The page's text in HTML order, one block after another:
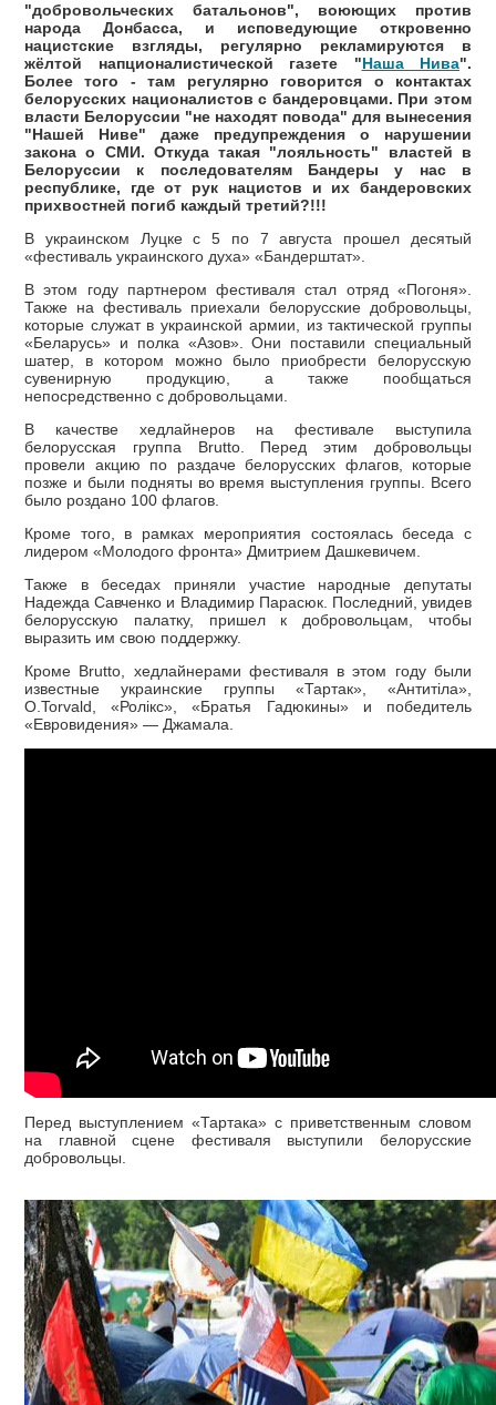
"добровольческих батальонов", воюющих против
народа Донбасса, и исповедующие откровенно
нацистские взгляды, регулярно рекламируются в
жёлтой напционалистической газете "Наша Нива".
Более того - там регулярно говорится о контактах
белорусских националистов с бандеровцами. При этом
власти Белоруссии "не находят повода" для вынесения
"Нашей Ниве" даже предупреждения о нарушении
закона о СМИ. Откуда такая "лояльность" властей в
Белоруссии к последователям Бандеры у нас в
республике, где от рук нацистов и их бандеровских
прихвостней погиб каждый третий?!!!
В украинском Луцке с 5 по 7 августа прошел десятый
«фестиваль украинского духа» «Бандерштат».
В этом году партнером фестиваля стал отряд «Погоня».
Также на фестиваль приехали белорусские добровольцы,
которые служат в украинской армии, из тактической группы
«Беларусь» и полка «Азов». Они поставили специальный
шатер, в котором можно было приобрести белорусскую
сувенирную продукцию, а также пообщаться
непосредственно с добровольцами.
В качестве хедлайнеров на фестивале выступила
белорусская группа Brutto. Перед этим добровольцы
провели акцию по раздаче белорусских флагов, которые
позже и были подняты во время выступления группы. Всего
было роздано 100 флагов.
Кроме того, в рамках мероприятия состоялась беседа с
лидером «Молодого фронта» Дмитрием Дашкевичем.
Также в беседах приняли участие народные депутаты
Надежда Савченко и Владимир Парасюк. Последний, увидев
белорусскую палатку, пришел к добровольцам, чтобы
выразить им свою поддержку.
Кроме Brutto, хедлайнерами фестиваля в этом году были
известные украинские группы «Тартак», «Антитіла»,
O.Torvald, «Ролікс», «Братья Гадюкины» и победитель
«Евровидения» — Джамала.
Перед выступлением «Тартака» с приветственным словом
на главной сцене фестиваля выступили белорусские
добровольцы.